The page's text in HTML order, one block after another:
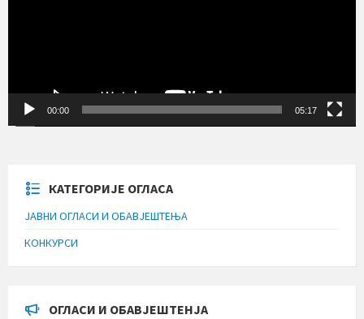
00:00 05:17
КАТЕГОРИЈЕ ОГЛАСА
ЈАВНИ ОГЛАСИ И ОБАВЈЕШТЕЊА
КОНКУРСИ
ОГЛАСИ И ОБАВЈЕШТЕНЈА